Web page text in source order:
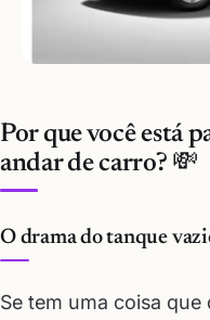
Por que você está
andar de carro? 💸
O drama do tanque
Se tem uma coisa